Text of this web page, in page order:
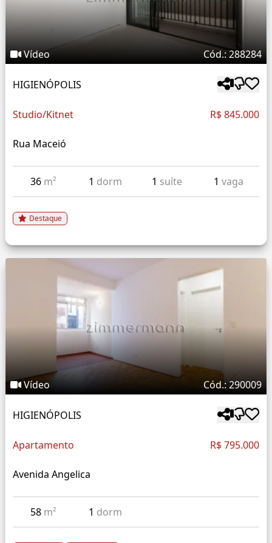
Vídeo Cód.: 288284
HIGIENÓPOLIS
Studio/Kitnet R$ 845.000
Rua Maceió
36 m² 1 dorm 1 suíte 1 vaga
Destaque
Vídeo Cód.: 290009
HIGIENÓPOLIS
Apartamento R$ 795.000
Avenida Angelica
58 m² 1 dorm